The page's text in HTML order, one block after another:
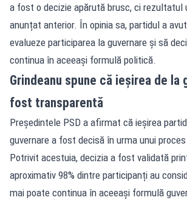
a fost o decizie apărută brusc, ci rezultatul
anunțat anterior. În opinia sa, partidul a
evalueze participarea la guvernare și să
continua în aceeași formulă politică.
Grindeanu spune că ieșirea de la
fost transparentă
Președintele PSD a afirmat că ieșirea
guvernare a fost decisă în urma unui
Potrivit acestuia, decizia a fost validată
aproximativ 98% dintre participanți au
mai poate continua în aceeași formulă